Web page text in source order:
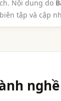
Nội dung do
biên tập và cập